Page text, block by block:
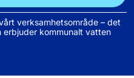
verksamhetsområde – det
erbjuder kommunalt vatten